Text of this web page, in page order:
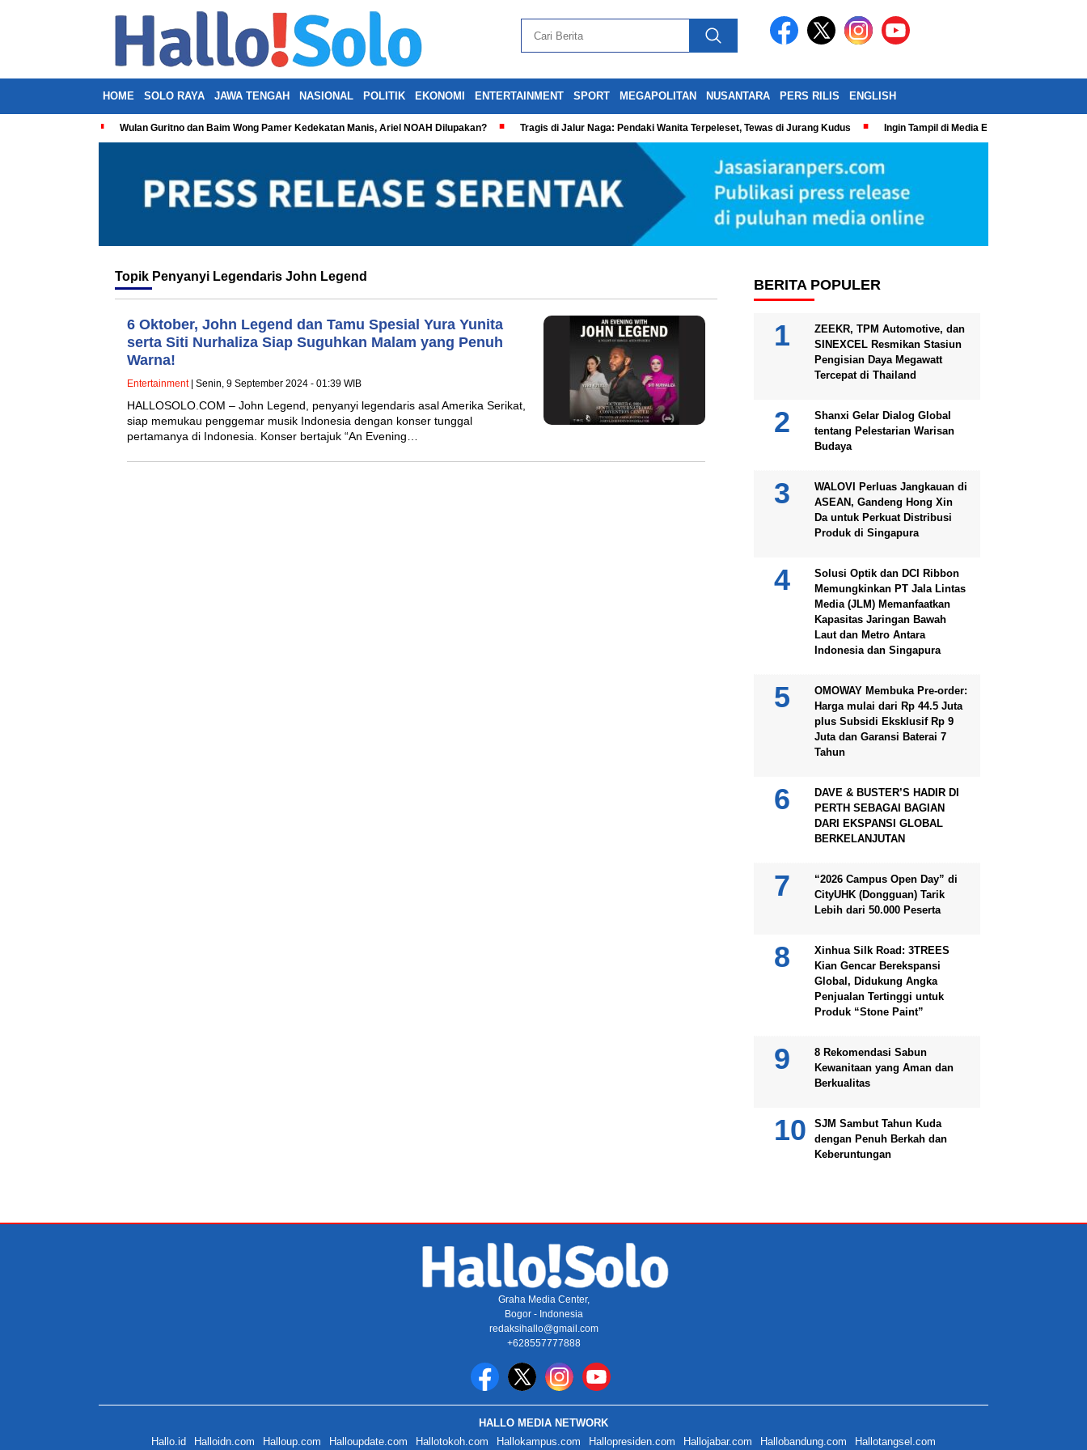
HOME SOLO RAYA JAWA TENGAH NASIONAL POLITIK EKONOMI ENTERTAINMENT SPORT MEGAPOLITAN NUSANTARA PERS RILIS ENGLISH
Wulan Guritno dan Baim Wong Pamer Kedekatan Manis, Ariel NOAH Dilupakan? Tragis di Jalur Naga: Pendaki Wanita Terpeleset, Tewas di Jurang Kudus Ingin Tampil di Media Ekonomi dan Bisnis
Topik Penyanyi Legendaris John Legend
6 Oktober, John Legend dan Tamu Spesial Yura Yunita
serta Siti Nurhaliza Siap Suguhkan Malam yang Penuh
Warna!
Entertainment| Senin, 9 September 2024 - 01:39 WIB
HALLOSOLO.COM – John Legend, penyanyi legendaris asal Amerika Serikat,
siap memukau penggemar musik Indonesia dengan konser tunggal
pertamanya di Indonesia. Konser bertajuk “An Evening…
BERITA POPULER
ZEEKR, TPM Automotive, dan
SINEXCEL Resmikan Stasiun
Pengisian Daya Megawatt
Tercepat di Thailand
Shanxi Gelar Dialog Global
tentang Pelestarian Warisan
Budaya
WALOVI Perluas Jangkauan di
ASEAN, Gandeng Hong Xin
Da untuk Perkuat Distribusi
Produk di Singapura
Solusi Optik dan DCI Ribbon
Memungkinkan PT Jala Lintas
Media (JLM) Memanfaatkan
Kapasitas Jaringan Bawah
Laut dan Metro Antara
Indonesia dan Singapura
OMOWAY Membuka Pre-order:
Harga mulai dari Rp 44.5 Juta
plus Subsidi Eksklusif Rp 9
Juta dan Garansi Baterai 7
Tahun
DAVE & BUSTER’S HADIR DI
PERTH SEBAGAI BAGIAN
DARI EKSPANSI GLOBAL
BERKELANJUTAN
“2026 Campus Open Day” di
CityUHK (Dongguan) Tarik
Lebih dari 50.000 Peserta
Xinhua Silk Road: 3TREES
Kian Gencar Berekspansi
Global, Didukung Angka
Penjualan Tertinggi untuk
Produk “Stone Paint”
8 Rekomendasi Sabun
Kewanitaan yang Aman dan
Berkualitas
SJM Sambut Tahun Kuda
dengan Penuh Berkah dan
Keberuntungan
Graha Media Center,
Bogor - Indonesia
redaksihallo@gmail.com
+628557777888
HALLO MEDIA NETWORK
Hallo.id
Halloidn.com Halloup.com Halloupdate.com Hallotokoh.com Hallokampus.com Hallopresiden.com Hallojabar.com Hallobandung.com Hallotangsel.com